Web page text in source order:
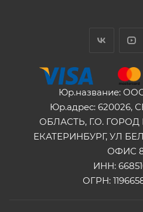
Юр.название:
Юр.адрес: 620026,
ОБЛАСТЬ, Г.О. ГОРОД
ЕКАТЕРИНБУРГ, УЛ
ОФИС
ИНН:
ОГРН: